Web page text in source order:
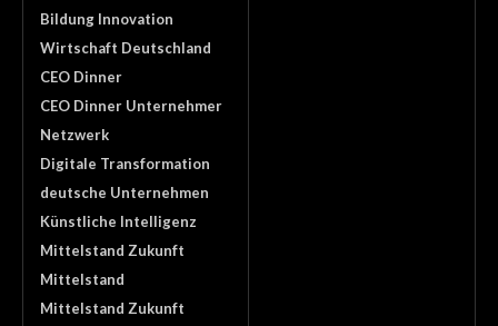
Bildung Innovation
Wirtschaft Deutschland
CEO Dinner
CEO Dinner Unternehmer
Netzwerk
Digitale Transformation
deutsche Unternehmen
Künstliche Intelligenz
Mittelstand Zukunft
Mittelstand
Mittelstand Zukunft